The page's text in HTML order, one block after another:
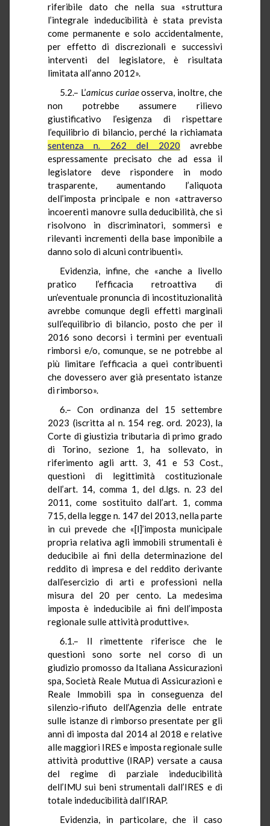
riferibile dato che nella sua «struttura
l’integrale indeducibilità è stata prevista
come permanente e solo accidentalmente,
per effetto di discrezionali e successivi
interventi del legislatore, è risultata
limitata all’anno 2012».
5.2.– L’amicus curiaeosserva, inoltre, che
non potrebbe assumere rilievo
giustificativo l’esigenza di rispettare
l’equilibrio di bilancio, perché la richiamata
sentenza n. 262 del 2020 avrebbe
espressamente precisato che ad essa il
legislatore deve rispondere in modo
trasparente, aumentando l’aliquota
dell’imposta principale e non «attraverso
incoerenti manovre sulla deducibilità, che si
risolvono in discriminatori, sommersi e
rilevanti incrementi della base imponibile a
danno solo di alcuni contribuenti».
Evidenzia, infine, che «anche a livello
pratico l’efficacia retroattiva di
un’eventuale pronuncia di incostituzionalità
avrebbe comunque degli effetti marginali
sull’equilibrio di bilancio, posto che per il
2016 sono decorsi i termini per eventuali
rimborsi e/o, comunque, se ne potrebbe al
più limitare l’efficacia a quei contribuenti
che dovessero aver già presentato istanze
di rimborso».
6.– Con ordinanza del 15 settembre
2023 (iscritta al n. 154 reg. ord. 2023), la
Corte di giustizia tributaria di primo grado
di Torino, sezione 1, ha sollevato, in
riferimento agli artt. 3, 41 e 53 Cost.,
questioni di legittimità costituzionale
dell’art. 14, comma 1, del d.lgs. n. 23 del
2011, come sostituito dall’art. 1, comma
715, della legge n. 147 del 2013, nella parte
in cui prevede che «[l]’imposta municipale
propria relativa agli immobili strumentali è
deducibile ai fini della determinazione del
reddito di impresa e del reddito derivante
dall’esercizio di arti e professioni nella
misura del 20 per cento. La medesima
imposta è indeducibile ai fini dell’imposta
regionale sulle attività produttive».
6.1.– Il rimettente riferisce che le
questioni sono sorte nel corso di un
giudizio promosso da Italiana Assicurazioni
spa, Società Reale Mutua di Assicurazioni e
Reale Immobili spa in conseguenza del
silenzio-rifiuto dell’Agenzia delle entrate
sulle istanze di rimborso presentate per gli
anni di imposta dal 2014 al 2018 e relative
alle maggiori IRES e imposta regionale sulle
attività produttive (IRAP) versate a causa
del regime di parziale indeducibilità
dell’IMU sui beni strumentali dall’IRES e di
totale indeducibilità dall’IRAP.
Evidenzia, in particolare, che il caso